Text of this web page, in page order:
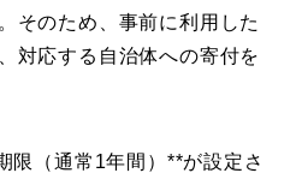
そのため、事前に利用した
対応する自治体への寄付を
限（通常1年間）**が設定さ